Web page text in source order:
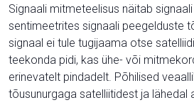
Signaali mitmeteelisus näitab
sentimeetrites signaali peegelduste
signaal ei tule tugijaama otse
teekonda pidi, kas ühe- või
erinevatelt pindadelt. Põhilised
tõusunurgaga satelliitidest ja lähedal